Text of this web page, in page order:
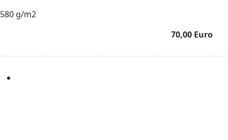
580 g/m2
70,00 Euro